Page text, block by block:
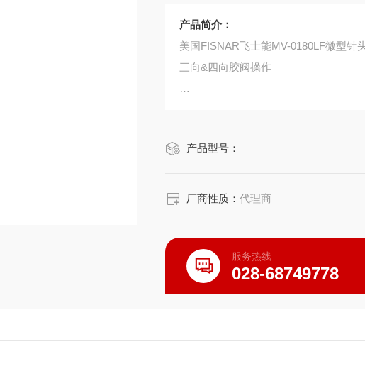
产品简介：
美国FISNAR飞士能MV-0180LF微型针
三向&四向胶阀操作
出胶量和速率由胶阀针头尺寸、流体
用，如果想快速启动，使用4向
产品型号：
厂商性质：代理商
服务热线
028-68749778